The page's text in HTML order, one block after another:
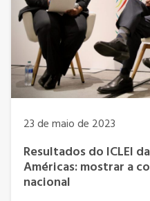
23 de maio de 2023
Resultados do ICLEI
Américas: mostrar a
nacional